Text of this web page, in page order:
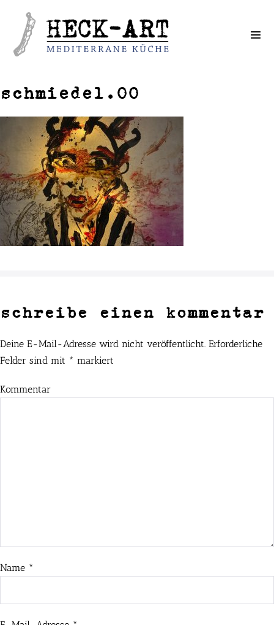
Weiter
Inhalt
schmiedel.00
schreibe einen kommentar
Deine E-Mail-Adresse wird nicht veröffentlicht. Erforderliche
Felder sind mit * markiert
Kommentar
Name *